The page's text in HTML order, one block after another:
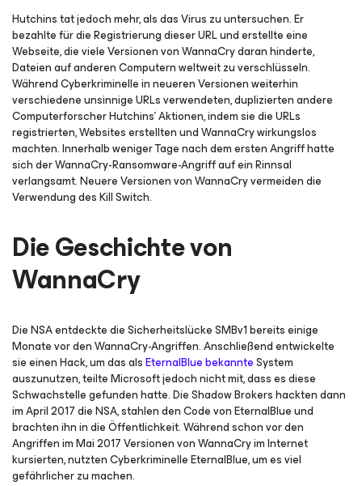
Hutchins tat jedoch mehr, als das Virus zu untersuchen. Er
bezahlte für die Registrierung dieser URL und erstellte eine
Webseite, die viele Versionen von WannaCry daran hinderte,
Dateien auf anderen Computern weltweit zu verschlüsseln.
Während Cyberkriminelle in neueren Versionen weiterhin
verschiedene unsinnige URLs verwendeten, duplizierten andere
Computerforscher Hutchins' Aktionen, indem sie die URLs
registrierten, Websites erstellten und WannaCry wirkungslos
machten. Innerhalb weniger Tage nach dem ersten Angriff hatte
sich der WannaCry-Ransomware-Angriff auf ein Rinnsal
verlangsamt. Neuere Versionen von WannaCry vermeiden die
Verwendung des Kill Switch.
Die Geschichte von
WannaCry
Die NSA entdeckte die Sicherheitslücke SMBv1 bereits einige
Monate vor den WannaCry-Angriffen. Anschließend entwickelte
sie einen Hack, um das alsEternalBlue bekannteSystem
auszunutzen, teilte Microsoft jedoch nicht mit, dass es diese
Schwachstelle gefunden hatte. Die Shadow Brokers hackten dann
im April 2017 die NSA, stahlen den Code von EternalBlue und
brachten ihn in die Öffentlichkeit. Während schon vor den
Angriffen im Mai 2017 Versionen von WannaCry im Internet
kursierten, nutzten Cyberkriminelle EternalBlue, um es viel
gefährlicher zu machen.